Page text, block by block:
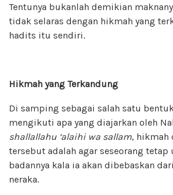
Tentunya bukanlah demikian
tidak selaras dengan hikmah yang
hadits itu sendiri.
Hikmah yang Terkandung
Di samping sebagai salah satu
mengikuti apa yang diajarkan oleh
shallallahu ‘alaihi wa sallam, hikmah
tersebut adalah agar seseorang tetap
badannya kala ia akan dibebaskan
neraka.